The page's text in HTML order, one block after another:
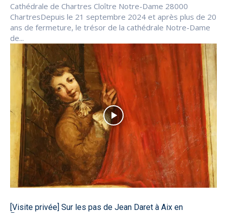
Cathédrale de Chartres Cloître Notre-Dame 28000
ChartresDepuis le 21 septembre 2024 et après plus de 20
ans de fermeture, le trésor de la cathédrale Notre-Dame
de...
[Visite privée] Sur les pas de Jean Daret à Aix en